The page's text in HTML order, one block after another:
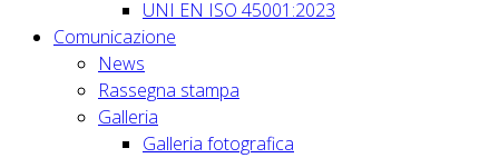
UNI EN ISO 45001:2023
Comunicazione
News
Rassegna stampa
Galleria
Galleria fotografica